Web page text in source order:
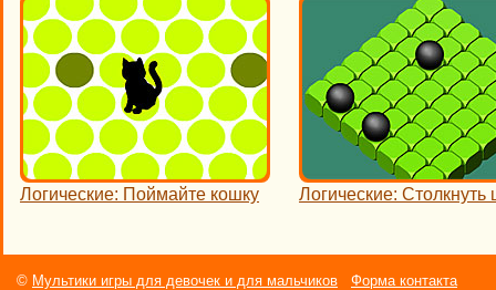
Логические: Поймайте кошку Логические: Столкнуть
© Мультики игры для девочек и для мальчиков Форма контакта